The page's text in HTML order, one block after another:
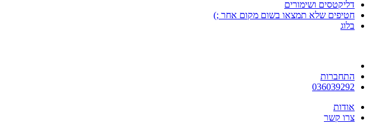
דליקטסים ושימורים
חטיפים שלא תמצאו בשום מקום אחר ;)
בלוג
התחברות
036039292
אודות
צרו קשר